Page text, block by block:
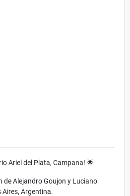
Ariel del Plata, Campana! 🌟
de Alejandro Goujon y Luciano
Aires, Argentina.